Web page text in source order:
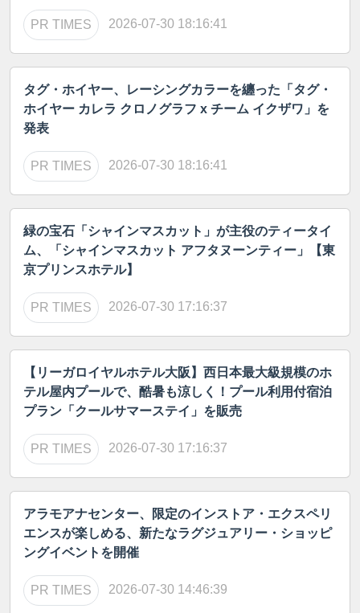
PR TIMES 2026-07-30 18:16:41
タグ・ホイヤー、レーシングカラーを纏った「タグ・
ホイヤー カレラ クロノグラフ x チーム イクザワ」を
発表
PR TIMES 2026-07-30 18:16:41
緑の宝石「シャインマスカット」が主役のティータイ
ム、「シャインマスカット アフタヌーンティー」【東
京プリンスホテル】
PR TIMES 2026-07-30 17:16:37
【リーガロイヤルホテル大阪】西日本最大級規模のホ
テル屋内プールで、酷暑も涼しく！プール利用付宿泊
プラン「クールサマーステイ」を販売
PR TIMES 2026-07-30 17:16:37
アラモアナセンター、限定のインストア・エクスペリ
エンスが楽しめる、新たなラグジュアリー・ショッピ
ングイベントを開催
PR TIMES 2026-07-30 14:46:39